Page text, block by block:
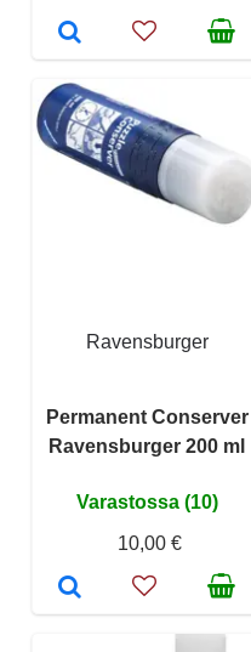
Ravensburger
Permanent Conserver
Ravensburger 200 ml
Varastossa (10)
10,00 €